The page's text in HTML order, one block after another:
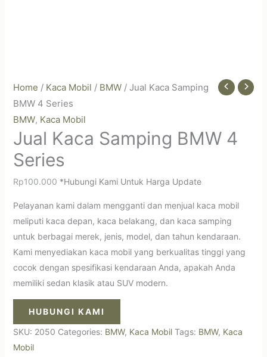
Home / Kaca Mobil / BMW/ Jual Kaca Samping
BMW 4 Series
BMW, Kaca Mobil
Jual Kaca Samping BMW 4
Series
Rp100.000 *Hubungi Kami Untuk Harga Update
Pelayanan kami dalam mengganti dan menjual kaca mobil
meliputi kaca depan, kaca belakang, dan kaca samping
untuk berbagai merek, jenis, model, dan tahun kendaraan.
Kami menyediakan kaca mobil yang berkualitas tinggi yang
cocok dengan spesifikasi kendaraan Anda, apakah Anda
memiliki sedan klasik atau SUV modern.
HUBUNGI KAMI
SKU: 2050 Categories: BMW, Kaca Mobil Tags: BMW, Kaca
Mobil